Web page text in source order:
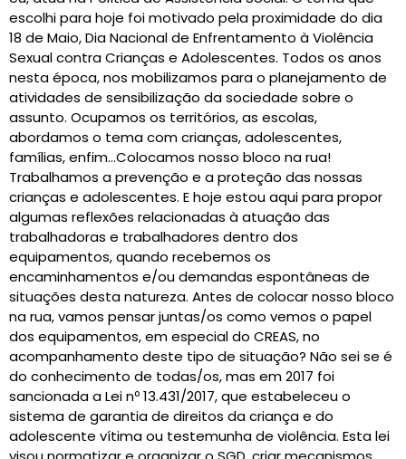
escolhi para hoje foi motivado pela proximidade do dia
18 de Maio, Dia Nacional de Enfrentamento à Violência
Sexual contra Crianças e Adolescentes. Todos os anos
nesta época, nos mobilizamos para o planejamento de
atividades de sensibilização da sociedade sobre o
assunto. Ocupamos os territórios, as escolas,
abordamos o tema com crianças, adolescentes,
famílias, enfim…Colocamos nosso bloco na rua!
Trabalhamos a prevenção e a proteção das nossas
crianças e adolescentes. E hoje estou aqui para propor
algumas reflexões relacionadas à atuação das
trabalhadoras e trabalhadores dentro dos
equipamentos, quando recebemos os
encaminhamentos e/ou demandas espontâneas de
situações desta natureza. Antes de colocar nosso bloco
na rua, vamos pensar juntas/os como vemos o papel
dos equipamentos, em especial do CREAS, no
acompanhamento deste tipo de situação? Não sei se é
do conhecimento de todas/os, mas em 2017 foi
sancionada a Lei nº 13.431/2017, que estabeleceu o
sistema de garantia de direitos da criança e do
adolescente vítima ou testemunha de violência. Esta lei